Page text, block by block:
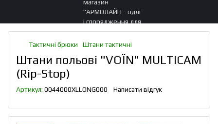
Тактичні брюки Штани тактичні
Штани польові "VOЇN" MULTICAM
(Rip-Stop)
Артикул: 0044000XLLONG000 Написати відгук